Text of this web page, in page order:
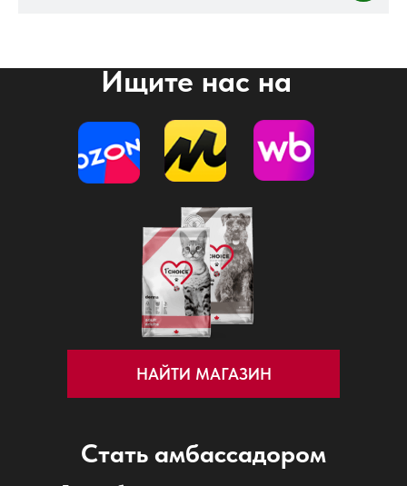
НАЙТИ МАГАЗИН
Ищите нас на
Стать амбассадором